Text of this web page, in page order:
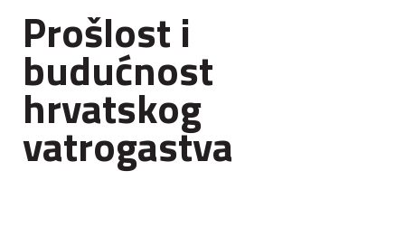
Prošlost i
budućnost
hrvatskog
vatrogastva